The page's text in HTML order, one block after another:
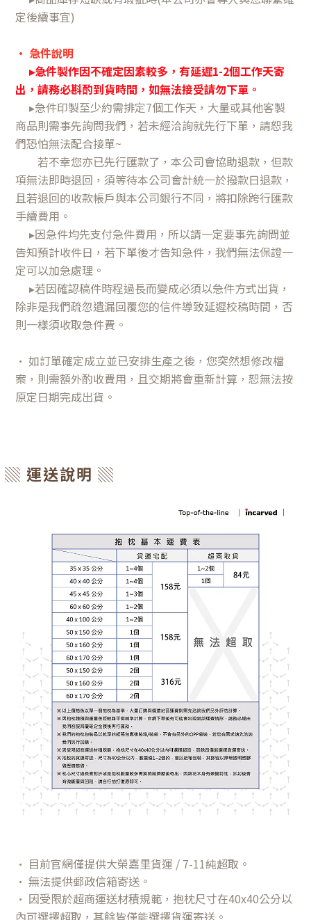
定後續事宜)
• 急件說明
▸急件製作因不確定因素較多，有延遲1-2個工作天寄
出，請務必斟酌到貨時間，如無法接受請勿下單。
▸急件印製至少約需排定7個工作天，大量或其他客製
商品則需事先詢問我們，若未經洽詢就先行下單，請恕我
們恐怕無法配合接單~
若不幸您亦已先行匯款了，本公司會協助退款，但款
項無法即時退回，須等待本公司會計統一於撥款日退款，
且若退回的收款帳戶與本公司銀行不同，將扣除跨行匯款
手續費用。
▸因急件均先支付急件費用，所以請一定要事先詢問並
告知預計收件日，若下單後才告知急件，我們無法保證一
定可以加急處理。
▸若因確認稿件時程過長而變成必須以急件方式出貨，
除非是我們疏忽遺漏回覆您的信件導致延遲校稿時間，否
則一樣須收取急件費。
• 如訂單確定成立並已安排生產之後，您突然想修改檔
案，則需額外酌收費用，且交期將會重新計算，恕無法按
原定日期完成出貨。
▒ 運送說明 ▒
• 目前官網僅提供大榮嘉里貨運 / 7-11純超取。
• 無法提供郵政信箱寄送。
• 因受限於超商運送材積規範，抱枕尺寸在40x40公分以
內可選擇超取，其餘皆僅能選擇貨運寄送。